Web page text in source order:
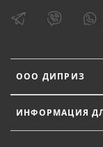
ООО ДИПРИЗ
ИНФОРМАЦИЯ